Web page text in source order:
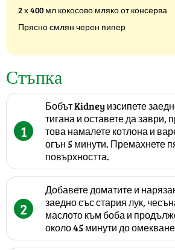
2 х 400 мл кокосово мляко от консерва
Прясно смлян черен пипер
Стъпка
1
Бобът Kidney изсипете
тигана и оставете да заври,
това намалете котлона и
огън 5 минути. Премахнете
повърхността.
2
Добавете доматите и
заедно със стария лук,
маслото към боба и
около 45 минути до